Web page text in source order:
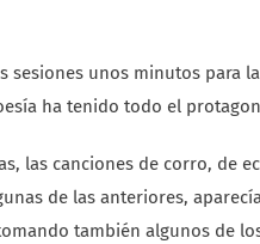
sesiones unos minutos para
ha tenido todo el
las canciones de corro, de
de las anteriores,
también algunos de